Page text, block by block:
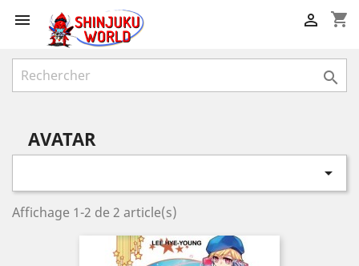
 shopping_cart


AVATAR

Affichage 1-2 de 2 article(s)